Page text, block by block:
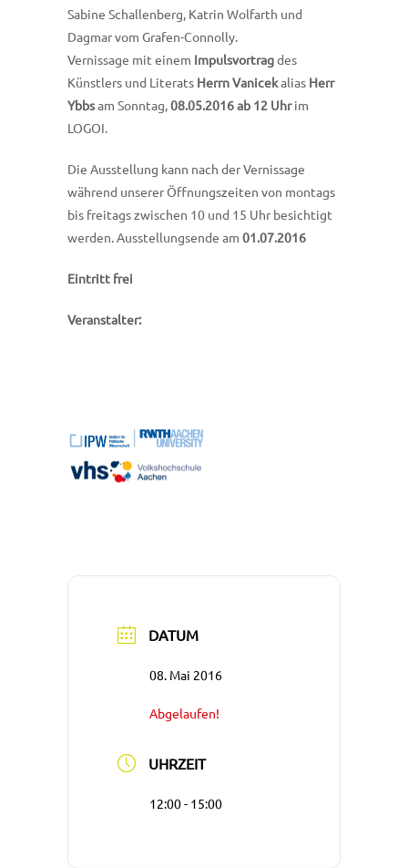
Sabine Schallenberg, Katrin Wolfarth und
Dagmar vom Grafen-Connolly.
Vernissage mit einem Impulsvortragdes
Künstlers und Literats Herrn Vanicekalias Herr
Ybbsam Sonntag,08.05.2016 ab 12 Uhrim
LOGOI.
Die Ausstellung kann nach der Vernissage
während unserer Öffnungszeiten von montags
bis freitags zwischen 10 und 15 Uhr besichtigt
werden. Ausstellungsende am 01.07.2016
Eintritt frei
Veranstalter:
DATUM
08. Mai 2016
Abgelaufen!
UHRZEIT
12:00 - 15:00